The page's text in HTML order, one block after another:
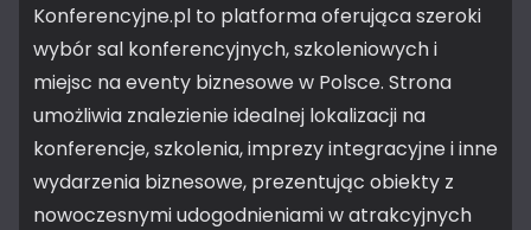
Konferencyjne.pl to platforma oferująca szeroki
wybór sal konferencyjnych, szkoleniowych i
miejsc na eventy biznesowe w Polsce. Strona
umożliwia znalezienie idealnej lokalizacji na
konferencje, szkolenia, imprezy integracyjne i inne
wydarzenia biznesowe, prezentując obiekty z
nowoczesnymi udogodnieniami w atrakcyjnych